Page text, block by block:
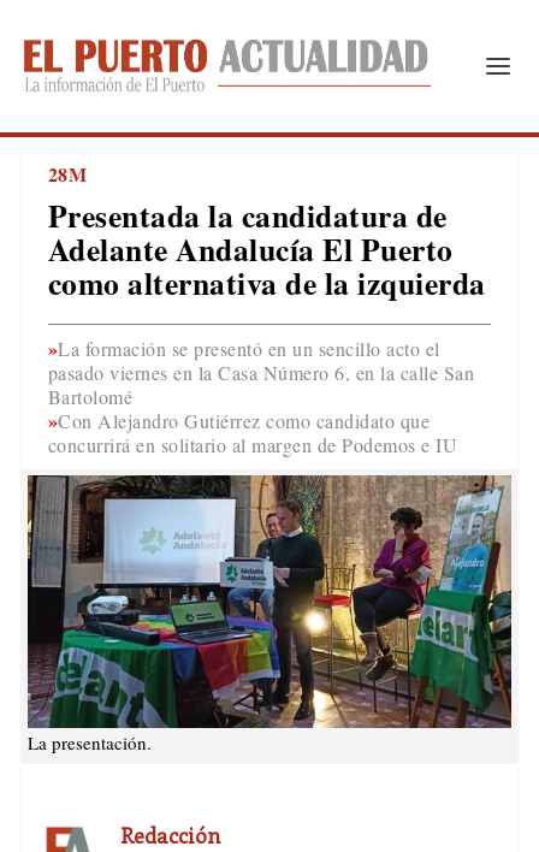
28M
Presentada la candidatura de
Adelante Andalucía El Puerto
como alternativa de la izquierda
La formación se presentó en un sencillo acto el
pasado viernes en la Casa Número 6, en la calle San
Bartolomé
Con Alejandro Gutiérrez como candidato que
concurrirá en solitario al margen de Podemos e IU
La presentación.
Redacción